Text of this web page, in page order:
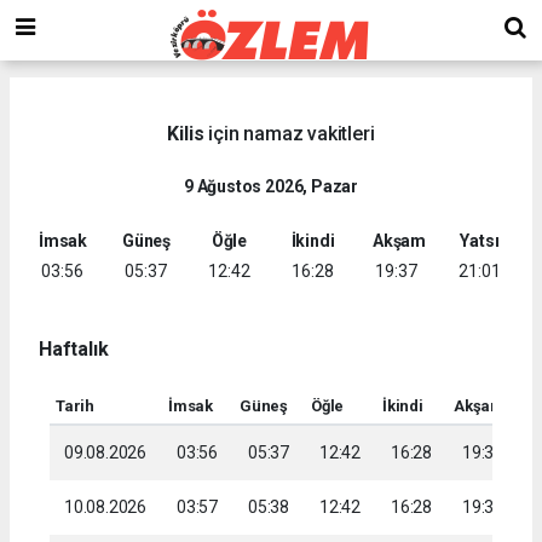
Kilis için namaz vakitleri
9 Ağustos 2026, Pazar
İmsak
03:56
Güneş
05:37
Öğle
12:42
İkindi
16:28
Akşam
19:37
Yatsı
21:01
Haftalık
Tarih İmsak Güneş Öğle İkindi Akşam
09.08.2026 03:56 05:37 12:42 16:28 19:37
10.08.2026 03:57 05:38 12:42 16:28 19:36